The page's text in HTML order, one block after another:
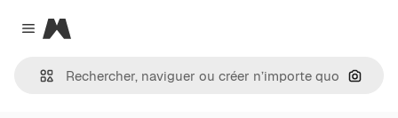
Close menu
Magnific